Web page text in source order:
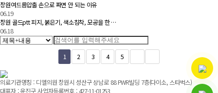
창원여드름압출 손으로 짜면 안 되는 이유
06.19
창원 골드ptt 피지, 붉은기, 색소침착, 모공을 한 …
06.18
1 2 3 4 5
의료기관명칭 : 디엘의원 창원시 성산구 상남로 88 PWR빌딩 7층(다이소, 스타벅스)
대표자 : 윤진구 사업자등록번호 : 427-11-01253